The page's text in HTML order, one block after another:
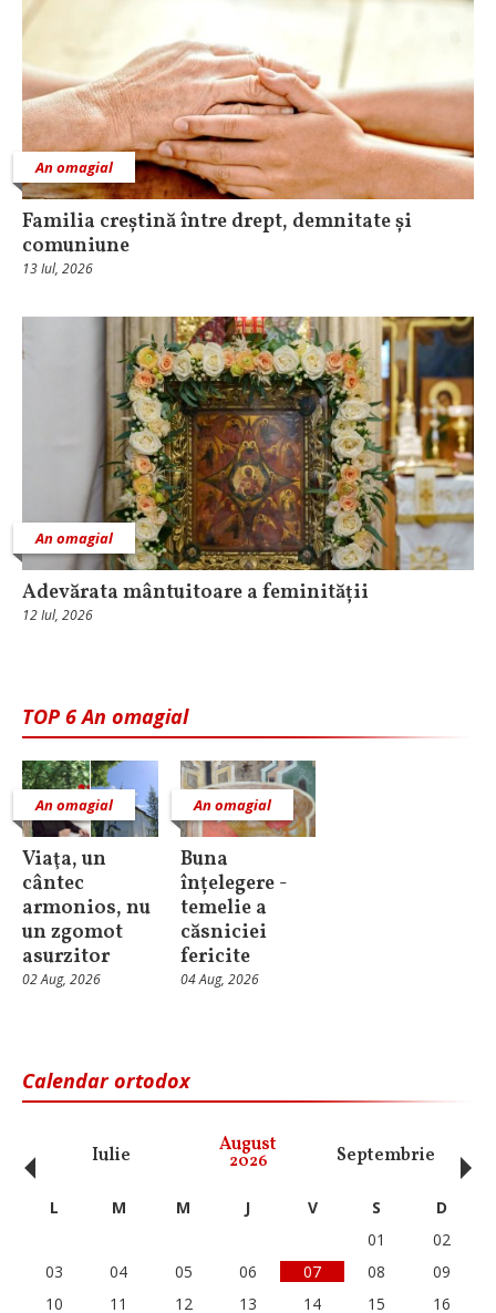
An omagial
Familia creștină între drept, demnitate și
comuniune
13 Iul, 2026
An omagial
Adevărata mântuitoare a feminității
12 Iul, 2026
TOP 6 An omagial
An omagial
Viaţa, un
cântec
armonios, nu
un zgomot
asurzitor
02 Aug, 2026
An omagial
Buna
înțelegere -
temelie a
căsniciei
fericite
04 Aug, 2026
Calendar ortodox
Iulie August
2026 Septembrie
‹ L M M J V S
D
01
02
03
04 05 06 07 08
09
10
11 12 13 14 15 16